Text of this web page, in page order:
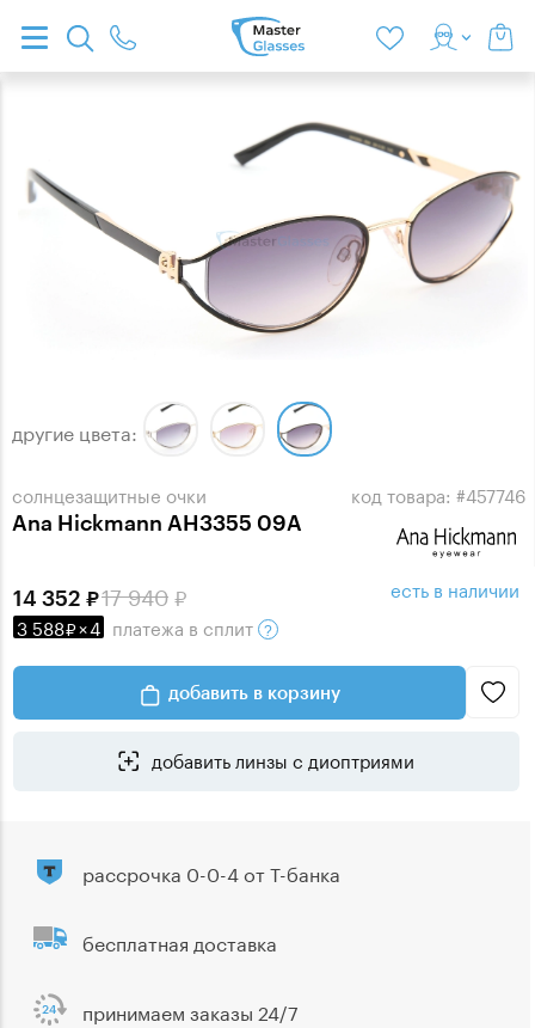
солнцезащитные очки
Ana Hickmann AH3355 09A
код товара: #457746
другие цвета:
17 940
14 352
3 588 ×4 платежа в сплит
есть в наличии
добавить в корзину
добавить линзы с диоптриями
рассрочка 0-0-4 от Т-банка
бесплатная доставка
принимаем заказы 24/7